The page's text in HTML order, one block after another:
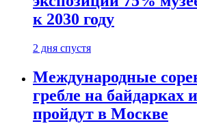
к 2030 году
2 дня спустя
Международные
гребле на байдарках
пройдут в Москве